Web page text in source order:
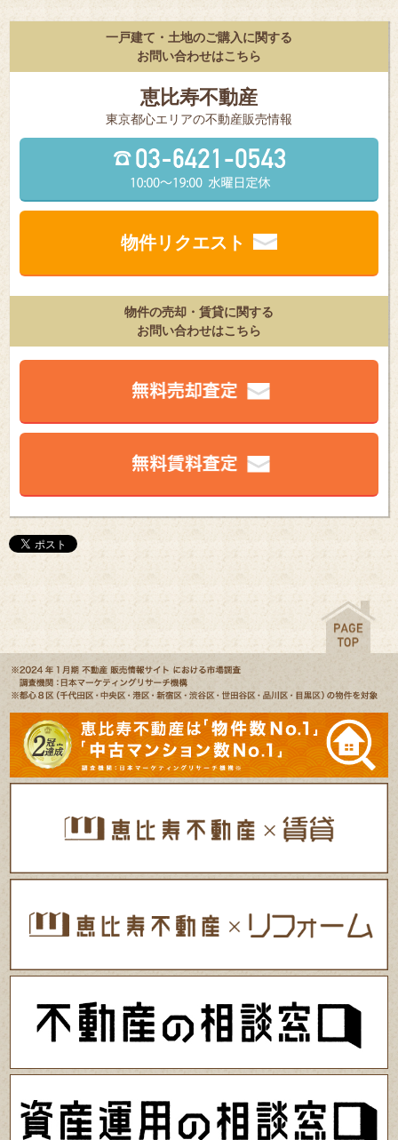
一戸建て・土地のご購入に関する
お問い合わせはこちら
恵比寿不動産
東京都⼼エリアの不動産販売情報
物件リクエスト
物件の売却・賃貸に関する
お問い合わせはこちら